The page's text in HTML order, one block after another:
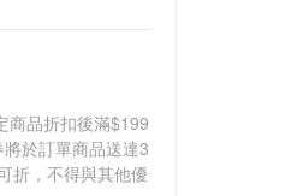
商品折扣後滿$199
於訂單商品送達3
折，不得與其他優